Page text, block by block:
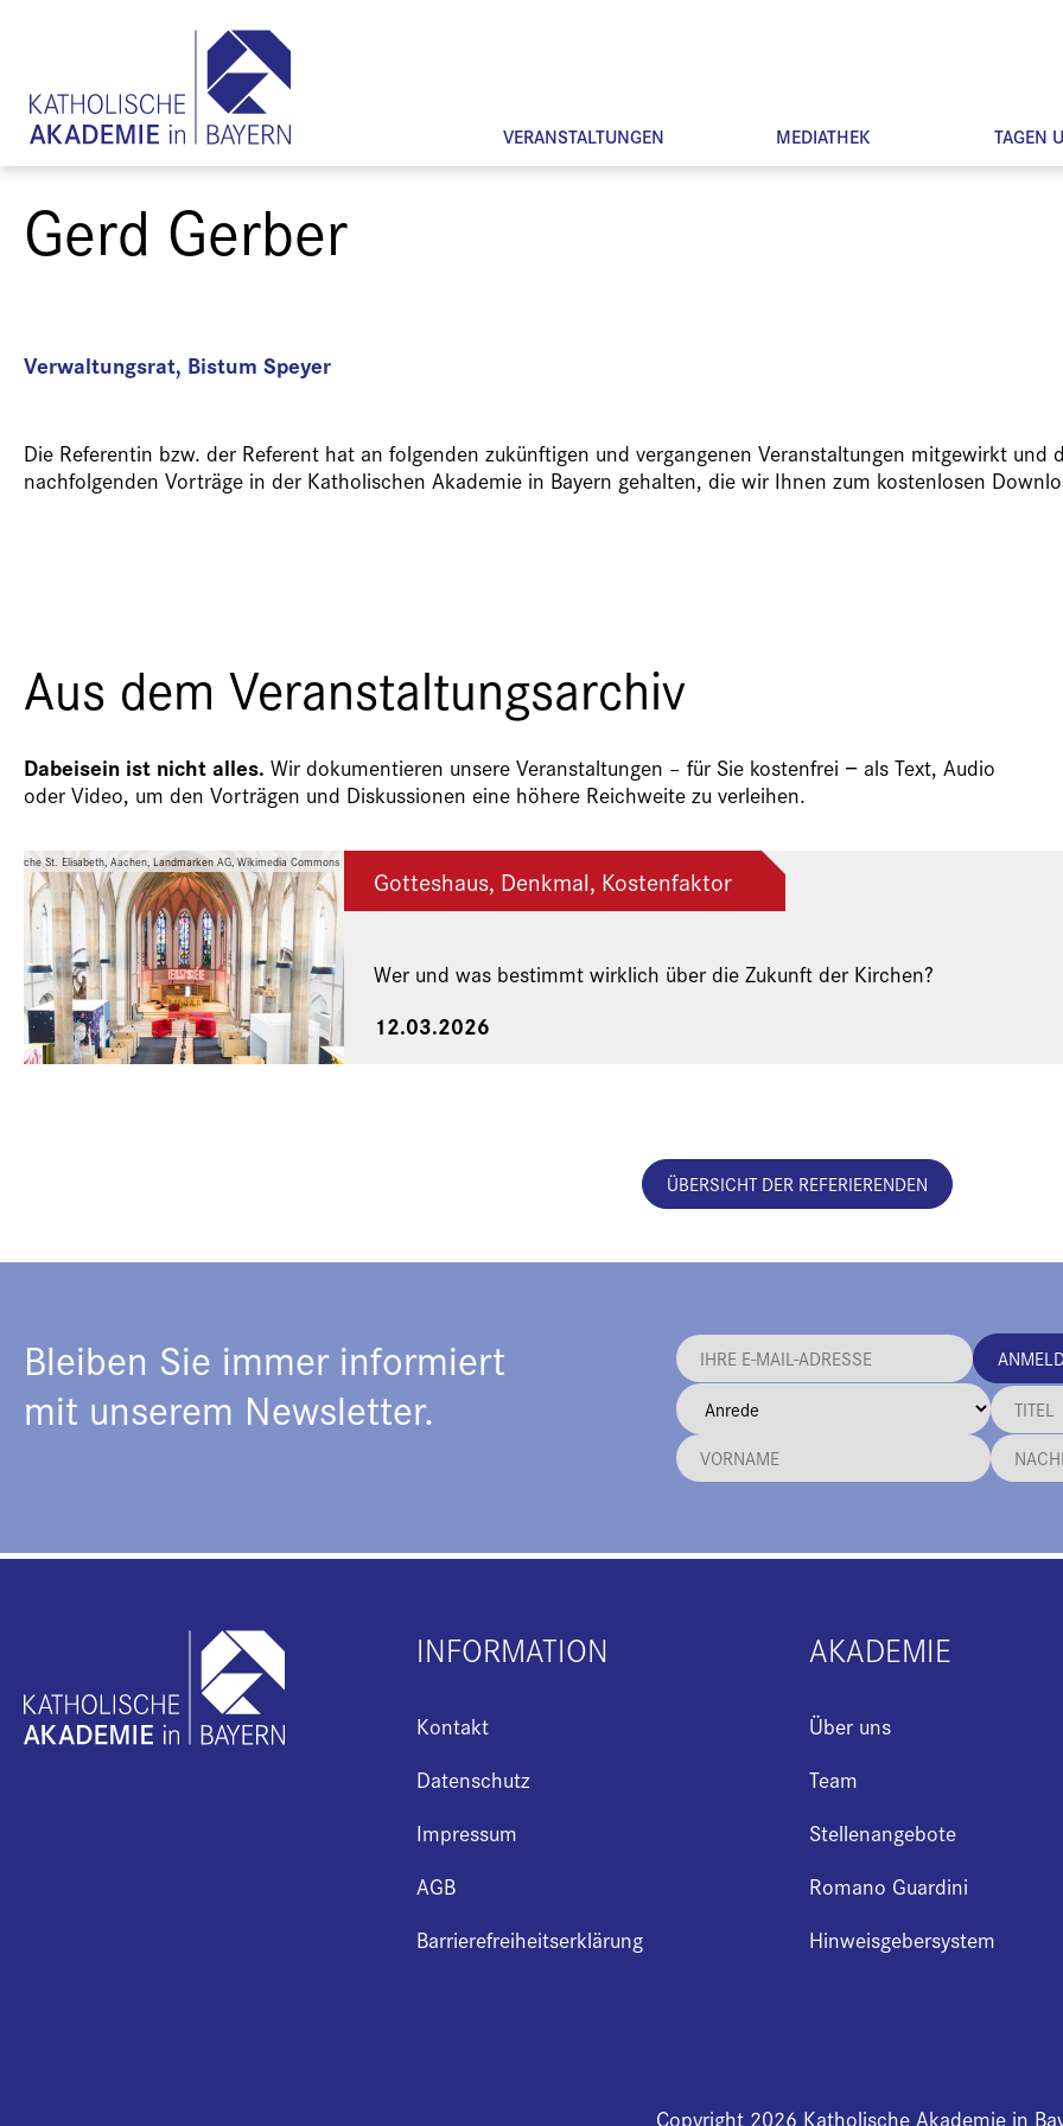
VERANSTALTUNGEN MEDIATHEK TAGEN
Gerd Gerber
Verwaltungsrat, Bistum Speyer
Die Referentin bzw. der Referent hat an folgenden zukünftigen und vergangenen Veranstaltungen mitgewirkt und
nachfolgenden Vorträge in der Katholischen Akademie in Bayern gehalten, die wir Ihnen zum kostenlosen
Aus dem Veranstaltungsarchiv
Dabeisein ist nicht alles. Wir dokumentieren unsere Veranstaltungen – für Sie kostenfrei − als Text, Audio
oder Video, um den Vorträgen und Diskussionen eine höhere Reichweite zu verleihen.
Kirche St. Elisabeth, Aachen, Landmarken AG, Wikimedia Commons
Gotteshaus, Denkmal, Kostenfaktor
Wer und was bestimmt wirklich über die Zukunft der Kirchen?
12.03.2026
ÜBERSICHT DER REFERIERENDEN
Bleiben Sie immer informiert
mit unserem Newsletter.
INFORMATION
Kontakt
Datenschutz
Impressum
AGB
Barrierefreiheitserklärung
AKADEMIE
Über uns
Team
Stellenangebote
Romano Guardini
Hinweisgebersystem
Copyright 2026 Katholische Akademie in